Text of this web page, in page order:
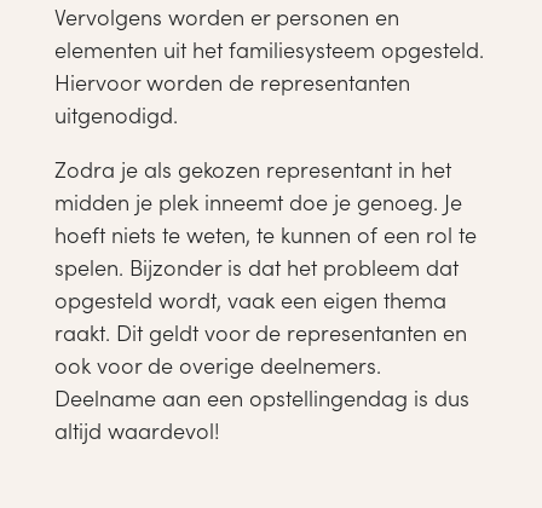
Vervolgens worden er personen en
elementen uit het familiesysteem opgesteld.
Hiervoor worden de representanten
uitgenodigd.
Zodra je als gekozen representant in het
midden je plek inneemt doe je genoeg. Je
hoeft niets te weten, te kunnen of een rol te
spelen. Bijzonder is dat het probleem dat
opgesteld wordt, vaak een eigen thema
raakt. Dit geldt voor de representanten en
ook voor de overige deelnemers.
Deelname aan een opstellingendag is dus
altijd waardevol!